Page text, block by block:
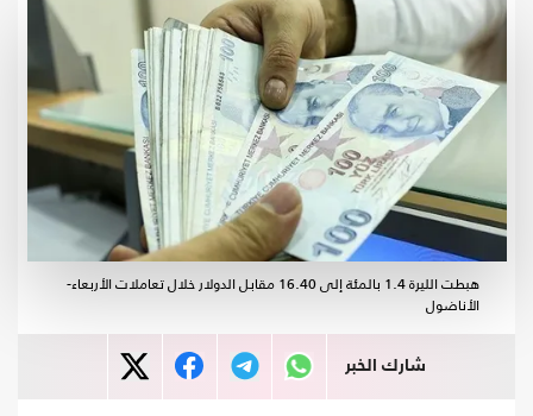
هبطت الليرة 1.4 بالمئة إلى 16.40 مقابل الدولار خلال تعاملات الأربعاء-
الأناضول
شارك الخبر